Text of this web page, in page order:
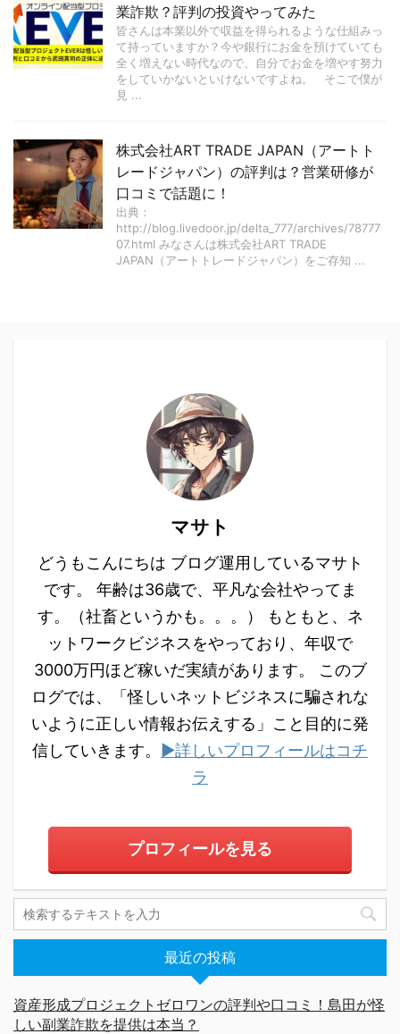
業詐欺？評判の投資やってみた
皆さんは本業以外で収益を得られるような仕組みっ
て持っていますか？今や銀行にお金を預けていても
全く増えない時代なので、自分でお金を増やす努力
をしていかないといけないですよね。 そこで僕が
見 ...
株式会社ART TRADE JAPAN（アートト
レードジャパン）の評判は？営業研修が
口コミで話題に！
出典：
http://blog.livedoor.jp/delta_777/archives/78777
07.html みなさんは株式会社ART TRADE
JAPAN（アートトレードジャパン）をご存知 ...
マサト
どうもこんにちは ブログ運用しているマサト
です。 年齢は36歳で、平凡な会社やってま
す。（社畜というかも。。。） もともと、ネ
ットワークビジネスをやっており、年収で
3000万円ほど稼いだ実績があります。 このブ
ログでは、「怪しいネットビジネスに騙されな
いように正しい情報お伝えする」こと目的に発
信していきます。
▶詳しいプロフィールはコチ
ラ
プロフィールを見る
最近の投稿
資産形成プロジェクトゼロワンの評判や口コミ！島田が怪
しい副業詐欺を提供は本当？